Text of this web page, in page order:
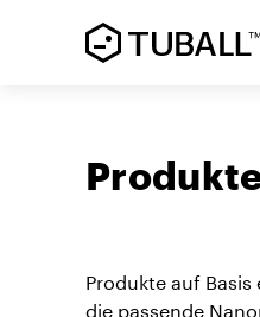
Produkte auf
die passende